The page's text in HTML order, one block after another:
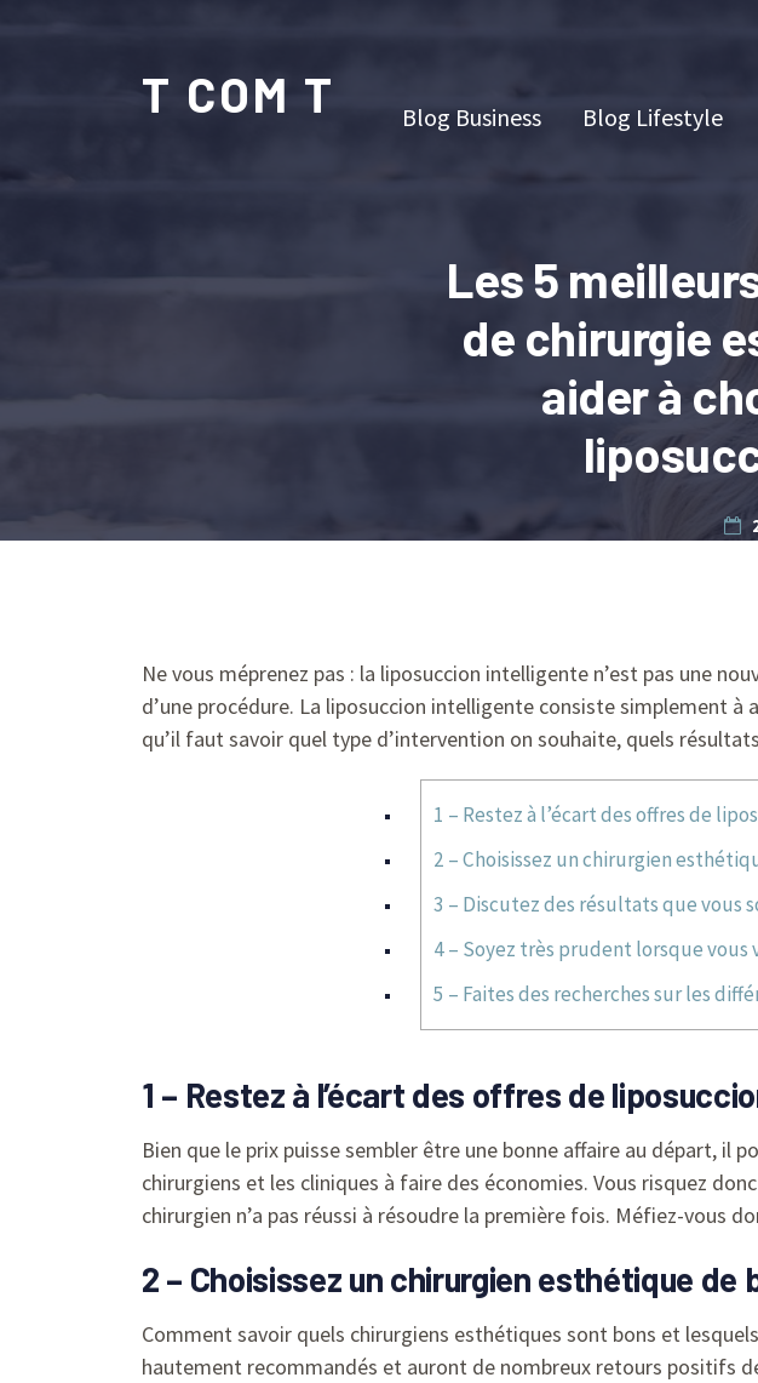
T COM T Blog Business Blog Lifestyle
Les 5
de chirurgie
aider à
Ne vous méprenez pas : la liposuccion intelligente n’est pas une
d’une procédure. La liposuccion intelligente consiste simplement
qu’il faut savoir quel type d’intervention on souhaite, quels
1 – Restez à l’écart des offres de
2 – Choisissez un chirurgien
3 – Discutez des résultats que vous
4 – Soyez très prudent lorsque vous
5 – Faites des recherches sur les
1 – Restez à l’écart des offres de
Bien que le prix puisse sembler être une bonne affaire au départ, il
chirurgiens et les cliniques à faire des économies. Vous risquez
chirurgien n’a pas réussi à résoudre la première fois. Méfiez-vous
2 – Choisissez un chirurgien esthétique de
Comment savoir quels chirurgiens esthétiques sont bons et
hautement recommandés et auront de nombreux retours positifs